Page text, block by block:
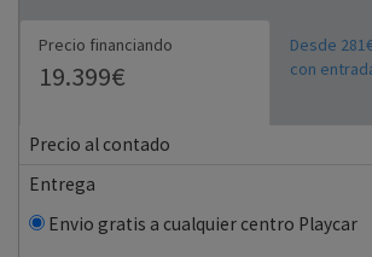
Precio financiando
19.399€
Desde
con
Precio al contado
Entrega
Envio gratis a cualquier centro Playcar